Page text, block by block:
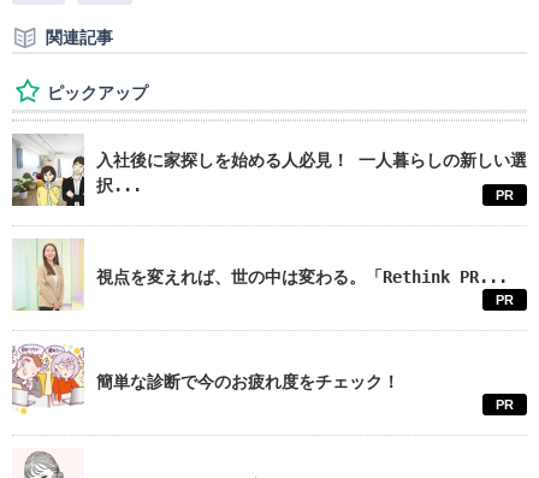
関連記事
ピックアップ
入社後に家探しを始める人必見！ 一人暮らしの新しい選
択...
PR
視点を変えれば、世の中は変わる。「Rethink PR...
PR
簡単な診断で今のお疲れ度をチェック！
PR